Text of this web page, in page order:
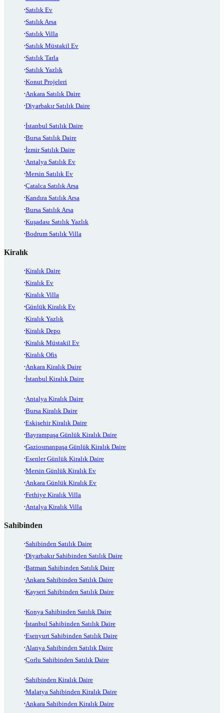
Satılık Ev
Satılık Arsa
Satılık Villa
Satılık Müstakil Ev
Satılık Tarla
Satılık Yazlık
Konut Projeleri
Ankara Satılık Daire
Diyarbakır Satılık Daire
İstanbul Satılık Daire
Bursa Satılık Daire
İzmir Satılık Daire
Antalya Satılık Ev
Mersin Satılık Ev
Çatalca Satılık Arsa
Kandıra Satılık Arsa
Bursa Satılık Arsa
Kuşadası Satılık Yazlık
Bodrum Satılık Villa
Kiralık
Kiralık Daire
Kiralık Ev
Kiralık Villa
Günlük Kiralık Ev
Kiralık Yazlık
Kiralık Depo
Kiralık Müstakil Ev
Kiralık Ofis
Ankara Kiralık Daire
İstanbul Kiralık Daire
Antalya Kiralık Daire
Bursa Kiralık Daire
Eskişehir Kiralık Daire
Bayrampaşa Günlük Kiralık Daire
Gaziosmanpaşa Günlük Kiralık Daire
Esenler Günlük Kiralık Daire
Mersin Günlük Kiralık Ev
Ankara Günlük Kiralık Ev
Fethiye Kiralık Villa
Antalya Kiralık Villa
Sahibinden
Sahibinden Satılık Daire
Diyarbakır Sahibinden Satılık Daire
Batman Sahibinden Satılık Daire
Ankara Sahibinden Satılık Daire
Kayseri Sahibinden Satılık Daire
Konya Sahibinden Satılık Daire
İstanbul Sahibinden Satılık Daire
Esenyurt Sahibinden Satılık Daire
Alanya Sahibinden Satılık Daire
Çorlu Sahibinden Satılık Daire
Sahibinden Kiralık Daire
Malatya Sahibinden Kiralık Daire
Ankara Sahibinden Kiralık Daire